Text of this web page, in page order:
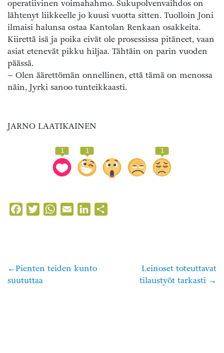
operatiivinen voimahahmo. Sukupolvenvaihdos on
lähtenyt liikkeelle jo kuusi vuotta sitten. Tuolloin Joni
ilmaisi halunsa ostaa Kantolan Renkaan osakkeita.
Kiirettä isä ja poika eivät ole prosessissa pitäneet, vaan
asiat etenevät pikku hiljaa. Tähtäin on parin vuoden
päässä.
– Olen äärettömän onnellinen, että tämä on menossa
näin, Jyrki sanoo tunteikkaasti.
JARNO LAATIKAINEN
1 1 1
FacebookTwitterWhatsApp
Email LinkedIn
Artikkelien
Pienten teiden kunto
suututtaa
Leinoset toteuttavat
tilaustyöt tarkasti